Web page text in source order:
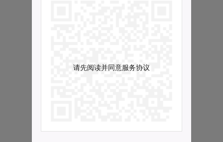
请先阅读并同意服务协议